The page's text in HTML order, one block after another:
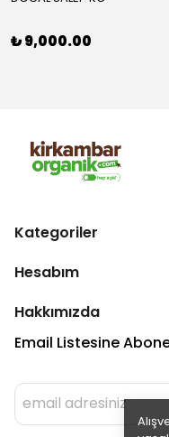
₺ 9,000.00
Kategoriler
Hesabım
Hakkımızda
Email Listesine